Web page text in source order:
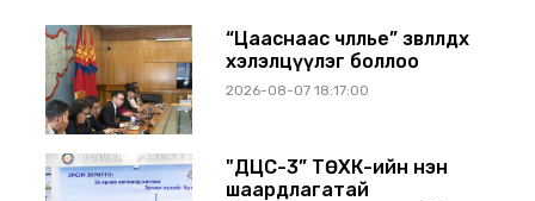
“Цааснаас чөлөөлье” зөвлөлдөх
хэлэлцүүлэг боллоо
2026-08-07 18:17:00
"ДЦС-3” ТӨХК-ийн нэн
шаардлагатай